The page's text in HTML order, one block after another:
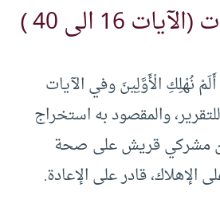
16 الى 40 )
نُهْلِكِ الْأَوَّلِينَ وفي الآيات
والمقصود به استخراج
من مشركي قريش على صحة
الإهلاك، قادر على الإعادة.